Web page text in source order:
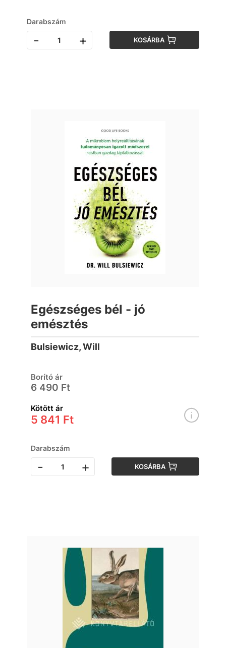
Darabszám
- + KOSÁRBA
Egészséges bél - jó
emésztés
Bulsiewicz, Will
Borító ár
6 490 Ft
Kötött ár
5 841 Ft
Darabszám
- + KOSÁRBA